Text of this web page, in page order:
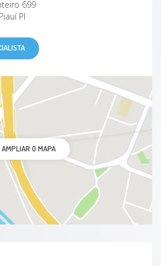
Esquizotípica
Anti-Social
personalidade paranóide
personalidade obsessivo-
Personalidade Histriônica
maior
699
PI
AMPLIAR O MAPA